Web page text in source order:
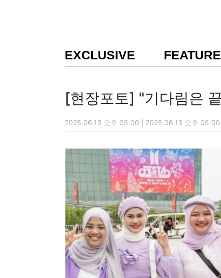
EXCLUSIVE FEATURE
[현장포토] "기다림은
2025.06.13 오후 05:00 | 2025.06.13 오후 05:00